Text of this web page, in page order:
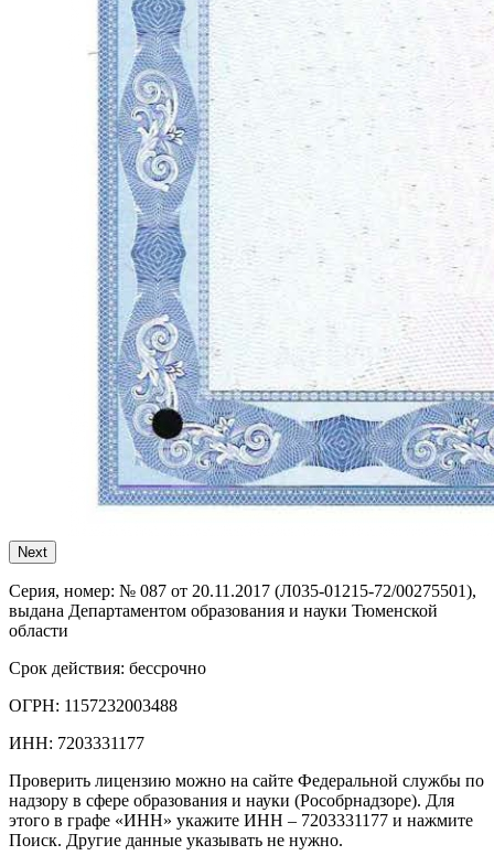
Next
Серия, номер: № 087 от 20.11.2017 (Л035-01215-72/00275501),
выдана Департаментом образования и науки Тюменской
области
Срок действия: бессрочно
ОГРН: 1157232003488
ИНН: 7203331177
Проверить лицензию можно на сайте Федеральной службы по
надзору в сфере образования и науки (Рособрнадзоре). Для
этого в графе «ИНН» укажите ИНН – 7203331177 и нажмите
Поиск. Другие данные указывать не нужно.